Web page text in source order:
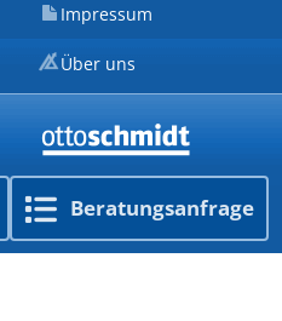
Beratungs­anfrage
Impressum
Über uns